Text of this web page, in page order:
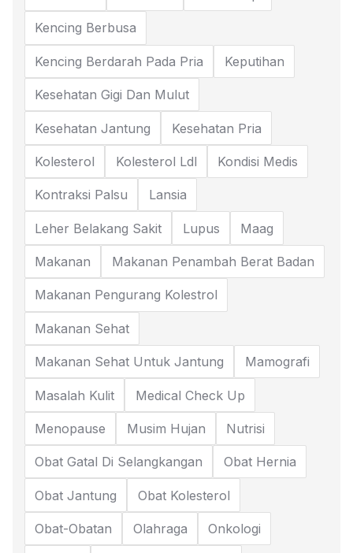
Kencing Berbusa
Kencing Berdarah Pada Pria Keputihan
Kesehatan Gigi Dan Mulut
Kesehatan Jantung Kesehatan Pria
Kolesterol Kolesterol Ldl Kondisi Medis
Kontraksi Palsu Lansia
Leher Belakang Sakit Lupus Maag
Makanan Makanan Penambah Berat Badan
Makanan Pengurang Kolestrol
Makanan Sehat
Makanan Sehat Untuk Jantung Mamografi
Masalah Kulit Medical Check Up
Menopause Musim Hujan Nutrisi
Obat Gatal Di Selangkangan Obat Hernia
Obat Jantung Obat Kolesterol
Obat-Obatan Olahraga Onkologi